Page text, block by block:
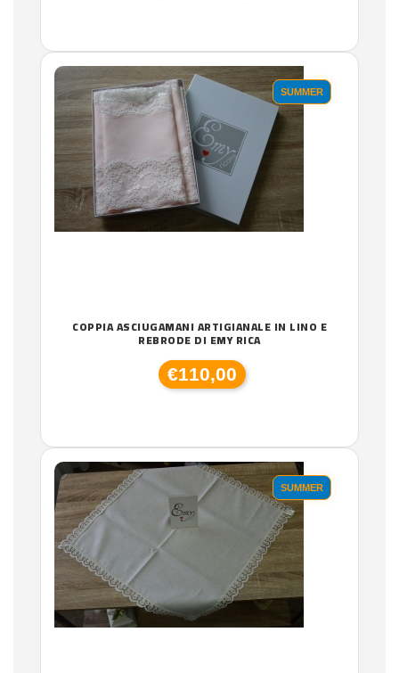
SUMMER
COPPIA ASCIUGAMANI ARTIGIANALE IN LINO E
REBRODE DI EMY RICA
€110,00
SUMMER